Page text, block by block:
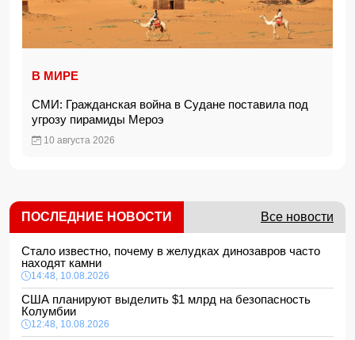
В МИРЕ
СМИ: Гражданская война в Судане поставила под
угрозу пирамиды Мероэ
10 августа 2026
ПОСЛЕДНИЕ НОВОСТИ Все новости
Стало известно, почему в желудках динозавров часто
находят камни
14:48, 10.08.2026
США планируют выделить $1 млрд на безопасность
Колумбии
12:48, 10.08.2026